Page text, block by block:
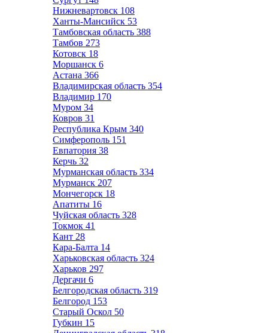
Нижневартовск 108
Ханты-Мансийск 53
Тамбовская область 388
Тамбов 273
Котовск 18
Моршанск 6
Астана 366
Владимирская область 354
Владимир 170
Муром 34
Ковров 31
Республика Крым 340
Симферополь 151
Евпатория 38
Керчь 32
Мурманская область 334
Мурманск 207
Мончегорск 18
Апатиты 16
Чуйская область 328
Токмок 41
Кант 28
Кара-Балта 14
Харьковская область 324
Харьков 297
Дергачи 6
Белгородская область 319
Белгород 153
Старый Оскол 50
Губкин 15